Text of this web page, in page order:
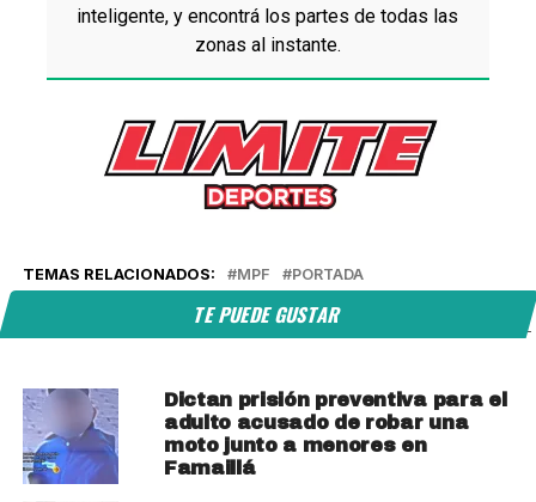
inteligente, y encontrá los partes de todas las
zonas al instante.
TEMAS RELACIONADOS: MPF PORTADA
TE PUEDE GUSTAR
Dictan prisión preventiva para el
adulto acusado de robar una
moto junto a menores en
Famaillá